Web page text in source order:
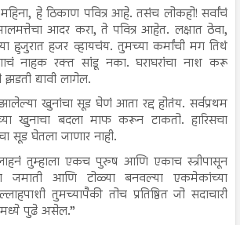
हे ठिकाण पवित्र आहे. तसंच लोकहो! सर्वांचं
आदर करा, ते पवित्र आहेत. लक्षात ठेवा,
हुजुरात हजर व्हायचंय. तुमच्या कर्मांची मग तिथं
नाहक रक्त सांडू नका. घराघरांचा नाश करू
द्यावी लागेल.
खुनांचा सूड घेणं आता रद्द होतंय. सर्वप्रथम
खुनाचा बदला माफ करून टाकतो. हारिसचा
सूड घेतला जाणार नाही.
तुम्हाला एकच पुरुष आणि एकाच स्त्रीपासून
जमाती आणि टोळ्या बनवल्या एकमेकांच्या
तुमच्यापैकी तोच प्रतिष्ठित जो सदाचारी
पुढे असेल.”